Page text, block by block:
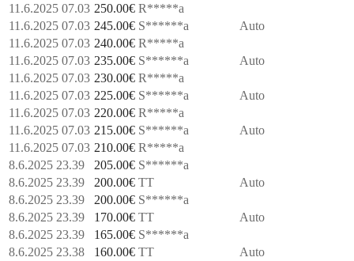
11.6.2025 07.03 250.00€ R*****a
11.6.2025 07.03 245.00€ S******a
Auto
11.6.2025 07.03 240.00€ R*****a
11.6.2025 07.03 235.00€ S******a
Auto
11.6.2025 07.03 230.00€ R*****a
11.6.2025 07.03 225.00€ S******a
Auto
11.6.2025 07.03 220.00€ R*****a
11.6.2025 07.03 215.00€ S******a
Auto
11.6.2025 07.03 210.00€ R*****a
8.6.2025 23.39
205.00€ S******a
8.6.2025 23.39
200.00€ TT
Auto
8.6.2025 23.39
200.00€ S******a
8.6.2025 23.39
170.00€ TT
Auto
8.6.2025 23.39
165.00€ S******a
8.6.2025 23.38
160.00€ TT
Auto